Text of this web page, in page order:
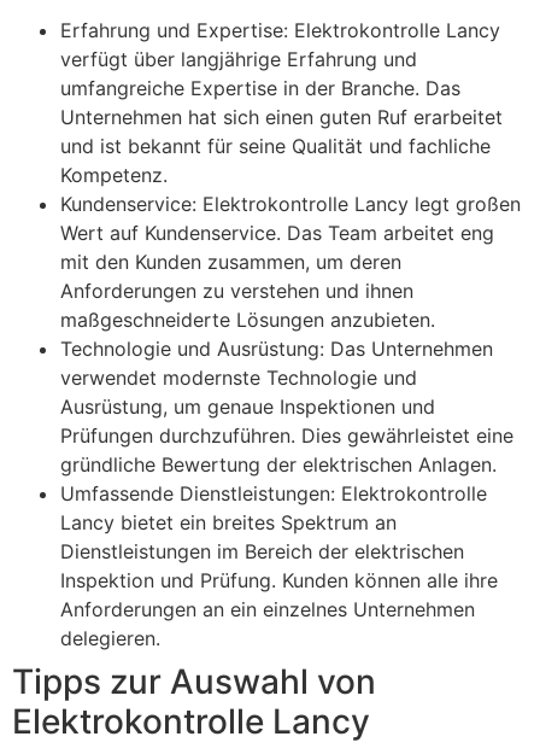
Erfahrung und Expertise: Elektrokontrolle Lancy
verfügt über langjährige Erfahrung und
umfangreiche Expertise in der Branche. Das
Unternehmen hat sich einen guten Ruf erarbeitet
und ist bekannt für seine Qualität und fachliche
Kompetenz.
Kundenservice: Elektrokontrolle Lancy legt großen
Wert auf Kundenservice. Das Team arbeitet eng
mit den Kunden zusammen, um deren
Anforderungen zu verstehen und ihnen
maßgeschneiderte Lösungen anzubieten.
Technologie und Ausrüstung: Das Unternehmen
verwendet modernste Technologie und
Ausrüstung, um genaue Inspektionen und
Prüfungen durchzuführen. Dies gewährleistet eine
gründliche Bewertung der elektrischen Anlagen.
Umfassende Dienstleistungen: Elektrokontrolle
Lancy bietet ein breites Spektrum an
Dienstleistungen im Bereich der elektrischen
Inspektion und Prüfung. Kunden können alle ihre
Anforderungen an ein einzelnes Unternehmen
delegieren.
Tipps zur Auswahl von
Elektrokontrolle Lancy